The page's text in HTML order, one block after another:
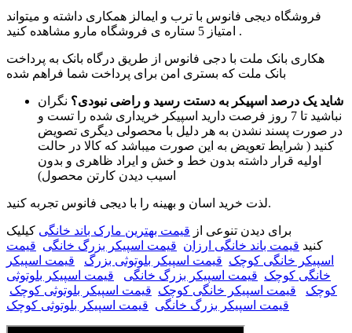
فروشگاه دیجی فانوس با ترب و ایمالز همکاری داشته و میتواند
امتیاز 5 ستاره ی فروشگاه مارو مشاهده کنید .
هکاری بانک ملت با دجی فانوس از طریق درگاه بانک به پرداخت
بانک ملت که بستری امن برای پرداخت شما فراهم شده
شاید یک درصد اسپیکر به دستت رسید و راضی نبودی؟ نگران
نباشید تا 7 روز فرصت دارید اسپیکر خریداری شده را تست و
در صورت پسند نشدن به هر دلیل با محصولی دیگری تصویض
کنید ( شرایط تعویض به این صورت میباشد که کالا در حالت
اولیه قرار داشته بدون خط و خش و ایراد ظاهری و بدون
اسیب دیدن کارتن محصول)
لذت خرید اسان و بهینه را با دیجی فانوس تجربه کنید.
برای دیدن تنوعی از قیمت بهترین مارک باند خانگی کیلیک
کنید قیمت باند خانگی ارزان قیمت اسپیکر بزرگ خانگی قیمت
اسپیکر خانگی کوچک قیمت اسپیکر بلوتوثی بزرگ
قیمت اسپیکر
خانگی کوچک قیمت اسپیکر بزرگ خانگی
قیمت اسپیکر بلوتوثی
کوچک
قیمت اسپیکر خانگی کوچک قیمت اسپیکر بلوتوثی کوچک
قیمت اسپیکر بزرگ خانگی قیمت اسپیکر بلوتوثی کوچک